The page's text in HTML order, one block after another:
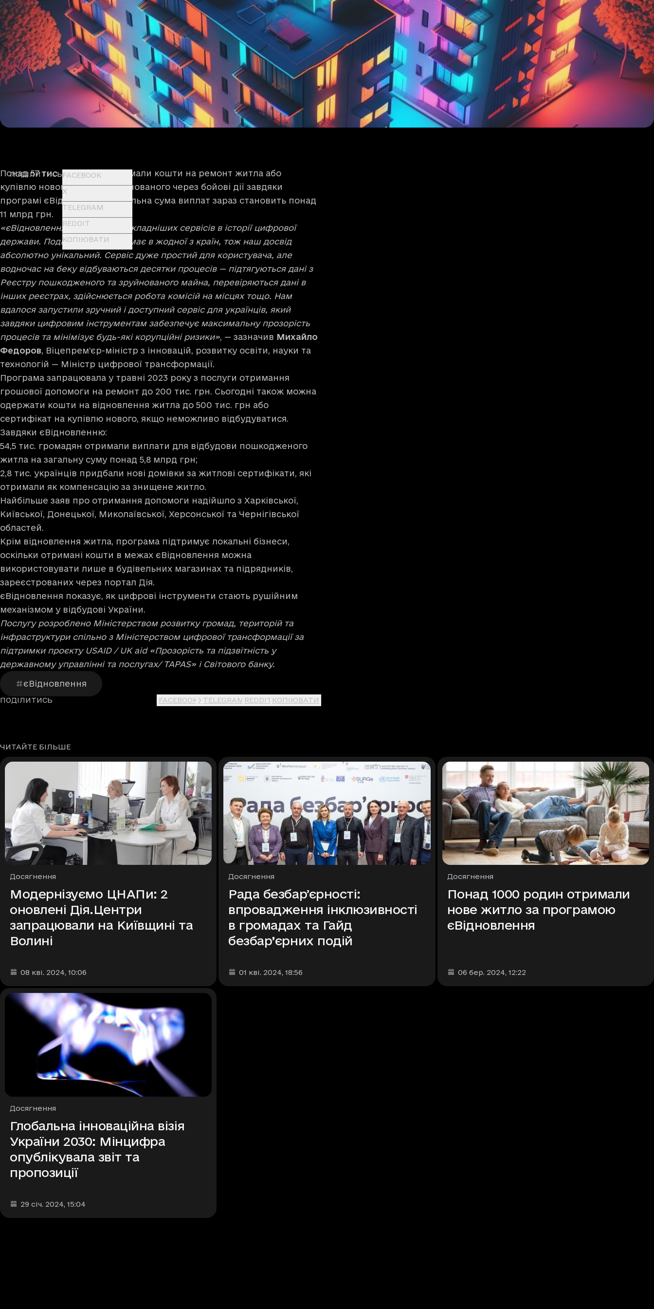
ПОДІЛИТИСЬFACEBOOK
X
TELEGRAM
REDDIT
КОПІЮВАТИ
Понад 57 тис. українців отримали кошти на ремонт житла або
купівлю нового замість зруйнованого через бойові дії завдяки
програмі єВідновлення. Загальна сума виплат зараз становить понад
11 млрд грн.
«єВідновлення — один із найскладніших сервісів в історії цифрової
держави. Подібних послуг немає в жодної з країн, тож наш досвід
абсолютно унікальний. Сервіс дуже простий для користувача, але
водночас на беку відбуваються десятки процесів — підтягуються дані з
Реєстру пошкодженого та зруйнованого майна, перевіряються дані в
інших реєстрах, здійснюється робота комісій на місцях тощо. Нам
вдалося запустили зручний і доступний сервіс для українців, який
завдяки цифровим інструментам забезпечує максимальну прозорість
процесів та мінімізує будь-які корупційні ризики», — зазначив Михайло
Федоров, Віцепрем’єр-міністр з інновацій, розвитку освіти, науки та
технологій — Міністр цифрової трансформації.
Програма запрацювала у травні 2023 року з послуги отримання
грошової допомоги на ремонт до 200 тис. грн. Сьогодні також можна
одержати кошти на відновлення житла до 500 тис. грн або
сертифікат на купівлю нового, якщо неможливо відбудуватися.
Завдяки єВідновленню:
54,5 тис. громадян отримали виплати для відбудови пошкодженого
житла на загальну суму понад 5,8 млрд грн;
2,8 тис. українців придбали нові домівки за житлові сертифікати, які
отримали як компенсацію за знищене житло.
Найбільше заяв про отримання допомоги надійшло з Харківської,
Київської, Донецької, Миколаївської, Херсонської та Чернігівської
областей.
Крім відновлення житла, програма підтримує локальні бізнеси,
оскільки отримані кошти в межах єВідновлення можна
використовувати лише в будівельних магазинах та підрядників,
зареєстрованих через портал Дія.
єВідновлення показує, як цифрові інструменти стають рушійним
механізмом у відбудові України.
Послугу розроблено Міністерством розвитку громад, територій та
інфраструктури спільно з Міністерством цифрової трансформації за
підтримки проєкту USAID / UK aid «Прозорість та підзвітність у
державному управлінні та послугах/ TAPAS» і Світового банку.
єВідновлення
ПОДІЛИТИСЬ FACEBOOK X TELEGRAM REDDIT КОПІЮВАТИ
ЧИТАЙТЕ БІЛЬШЕ
Рубрики
Досягнення
Модернізуємо ЦНАПи: 2
оновлені Дія.Центри
запрацювали на Київщині та
Волині
Дата та час публікації
08 кві. 2024, 10:06
Рубрики
Досягнення
Рада безбарʼєрності:
впровадження інклюзивності
в громадах та Гайд
безбар’єрних подій
Дата та час публікації
01 кві. 2024, 18:56
Рубрики
Досягнення
Понад 1000 родин отримали
нове житло за програмою
єВідновлення
Дата та час публікації
06 бер. 2024, 12:22
Рубрики
Досягнення
Глобальна інноваційна візія
України 2030: Мінцифра
опублікувала звіт та
пропозиції
Дата та час публікації
29 січ. 2024, 15:04